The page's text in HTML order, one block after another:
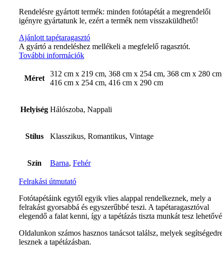
Rendelésre gyártott termék: minden fotótapétát a megrendelői
igényre gyártatunk le, ezért a termék nem visszaküldhető!
Ajánlott tapétaragasztó
A gyártó a rendeléshez mellékeli a megfelelő ragasztót.
További információk
Méret
312 cm x 219 cm, 368 cm x 254 cm, 368 cm x 280
416 cm x 254 cm, 416 cm x 290 cm
Helyiség Hálószoba, Nappali
Stílus Klasszikus, Romantikus, Vintage
Szín Barna, Fehér
Felrakási útmutató
Fotótapétáink egytől egyik vlies alappal rendelkeznek, mely a
felrakást gyorsabbá és egyszerűbbé teszi. A tapétaragasztóval
elegendő a falat kenni, így a tapétázás tiszta munkát tesz
Oldalunkon számos hasznos tanácsot találsz, melyek
lesznek a tapétázásban.